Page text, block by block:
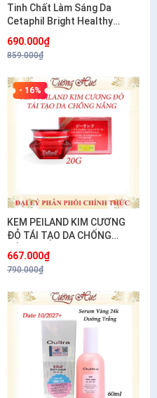
Tinh Chất Làm Sáng Da
Cetaphil Bright Healthy
30ml
690.000₫
859.000₫
- 16%
KEM PEILAND KIM CƯƠNG
ĐỎ TÁI TẠO DA CHỐNG
667.000₫
790.000₫